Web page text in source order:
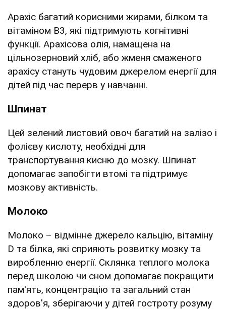
Арахіс багатий корисними жирами, білком та
вітаміном B3, які підтримують когнітивні
функції. Арахісова олія, намащена на
цільнозерновий хліб, або жменя смаженого
арахісу стануть чудовим джерелом енергії для
дітей під час перерв у навчанні.
Шпинат
Цей зелений листовий овоч багатий на залізо і
фолієву кислоту, необхідні для
транспортування кисню до мозку. Шпинат
допомагає запобігти втомі та підтримує
мозкову активність.
Молоко
Молоко – відмінне джерело кальцію, вітаміну
D та білка, які сприяють розвитку мозку та
виробленню енергії. Склянка теплого молока
перед школою чи сном допомагає покращити
пам'ять, концентрацію та загальний стан
здоров'я, зберігаючи у дітей гостроту розуму